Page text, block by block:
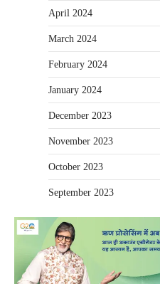
April 2024
March 2024
February 2024
January 2024
December 2023
November 2023
October 2023
September 2023